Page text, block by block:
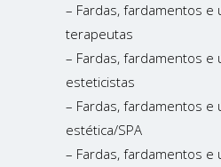
– Fardas, fardamentos e
terapeutas
– Fardas, fardamentos e
esteticistas
– Fardas, fardamentos e
estética/SPA
– Fardas, fardamentos e